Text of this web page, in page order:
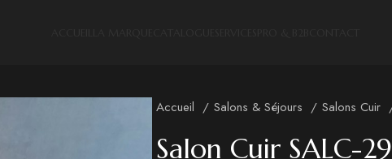
Accueil Salons & Séjours Salons Cuir
Salon Cuir SALC-29